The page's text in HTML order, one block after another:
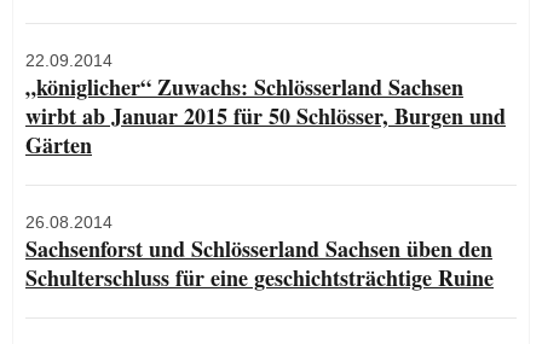
22.09.2014
„königlicher“ Zuwachs: Schlösserland Sachsen
wirbt ab Januar 2015 für 50 Schlösser, Burgen und
Gärten
26.08.2014
Sachsenforst und Schlösserland Sachsen üben den
Schulterschluss für eine geschichtsträchtige Ruine